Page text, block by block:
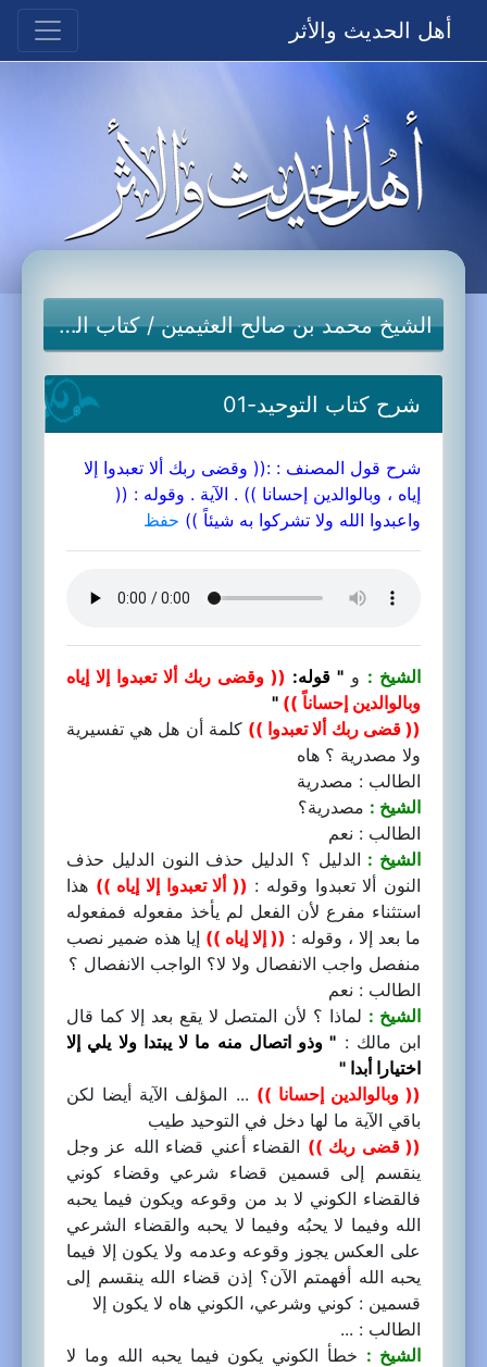
أهل الحديث والأثر
الشيخ محمد بن صالح العثيمين/كتاب التوحيد
شرح كتاب التوحيد-01
شرح قول المصنف : :(( وقضى ربك ألا تعبدوا إلا
إياه ، وبالوالدين إحسانا )) . الآية . وقوله : ((
واعبدوا الله ولا تشركوا به شيئاً )) حفظ
الشيخ : و " قوله: (( وقضى ربك ألا تعبدوا إلا إياه
وبالوالدين إحساناً )) "
(( قضى ربك ألا تعبدوا )) كلمة أن هل هي تفسيرية
ولا مصدرية ؟ هاه
الطالب : مصدرية
الشيخ : مصدرية؟
الطالب : نعم
الشيخ : الدليل ؟ الدليل حذف النون الدليل حذف
النون ألا تعبدوا وقوله : (( ألا تعبدوا إلا إياه )) هذا
استثناء مفرع لأن الفعل لم يأخذ مفعوله فمفعوله
ما بعد إلا ، وقوله : (( إلا إياه )) إيا هذه ضمير نصب
منفصل واجب الانفصال ولا لا؟ الواجب الانفصال ؟
الطالب : نعم
الشيخ : لماذا ؟ لأن المتصل لا يقع بعد إلا كما قال
ابن مالك : " وذو اتصال منه ما لا يبتدا ولا يلي إلا
اختيارا أبدا "
(( وبالوالدين إحسانا )) ... المؤلف الآية أيضا لكن
باقي الآية ما لها دخل في التوحيد طيب
(( قضى ربك )) القضاء أعني قضاء الله عز وجل
ينقسم إلى قسمين قضاء شرعي وقضاء كوني
فالقضاء الكوني لا بد من وقوعه ويكون فيما يحبه
الله وفيما لا يحبُه وفيما لا يحبه والقضاء الشرعي
على العكس يجوز وقوعه وعدمه ولا يكون إلا فيما
يحبه الله أفهمتم الآن؟ إذن قضاء الله ينقسم إلى
قسمين : كوني وشرعي، الكوني هاه لا يكون إلا
الطالب : ...
الشيخ : خطأ الكوني يكون فيما يحبه الله وما لا